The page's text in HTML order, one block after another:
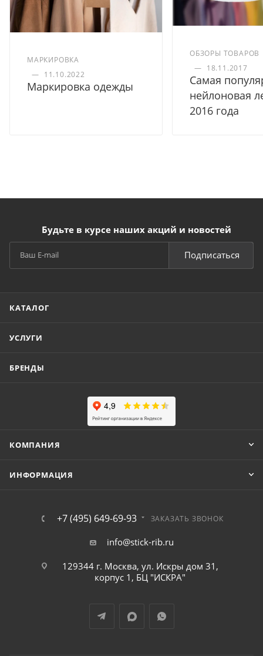
МАРКИРОВКА
— 11.10.2022
Маркировка одежды
ОБЗОРЫ ТОВАРОВ
— 18.11.2017
Самая
нейлоновая
2016 года
Будьте в курсе наших акций и новостей
Подписаться
КАТАЛОГ
УСЛУГИ
БРЕНДЫ
КОМПАНИЯ
ИНФОРМАЦИЯ
+7 (495) 649-69-93 ЗАКАЗАТЬ ЗВОНОК
info@stick-rib.ru
129344 г. Москва, ул. Искры дом 31,
корпус 1, БЦ "ИСКРА"